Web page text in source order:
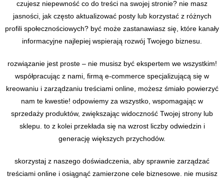
czujesz niepewność co do treści na swojej stronie? nie masz
jasności, jak często aktualizować posty lub korzystać z różnych
profili społecznościowych? być może zastanawiasz się, które kanały
informacyjne najlepiej wspierają rozwój Twojego biznesu.
rozwiązanie jest proste – nie musisz być ekspertem we wszystkim!
współpracując z nami, firmą e-commerce specjalizującą się w
kreowaniu i zarządzaniu treściami online, możesz śmiało powierzyć
nam te kwestie! odpowiemy za wszystko, wspomagając w
sprzedaży produktów, zwiększając widoczność Twojej strony lub
sklepu. to z kolei przekłada się na wzrost liczby odwiedzin i
generację większych przychodów.
skorzystaj z naszego doświadczenia, aby sprawnie zarządzać
treściami online i osiągnąć zamierzone cele biznesowe. nie musisz